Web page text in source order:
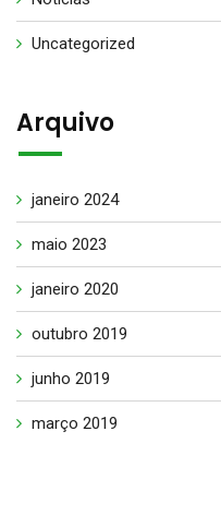
Uncategorized
Arquivo
janeiro 2024
maio 2023
janeiro 2020
outubro 2019
junho 2019
março 2019